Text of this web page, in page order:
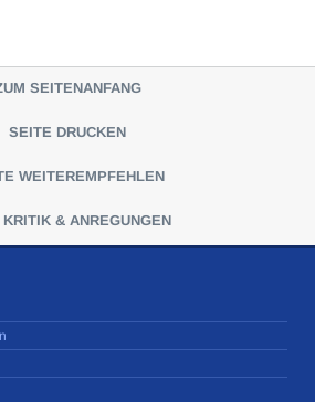
SEITENANFANG
SEITE DRUCKEN
WEITEREMPFEHLEN
& ANREGUNGEN